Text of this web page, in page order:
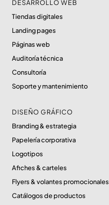
DESARROLLO WEB
Tiendas digitales
Landing pages
Páginas web
Auditoría técnica
Consultoría
Soporte y mantenimiento
DISEÑO GRÁFICO
Branding & estrategia
Papelería corporativa
Logotipos
Afiches & carteles
Flyers & volantes promocionales
Catálogos de productos